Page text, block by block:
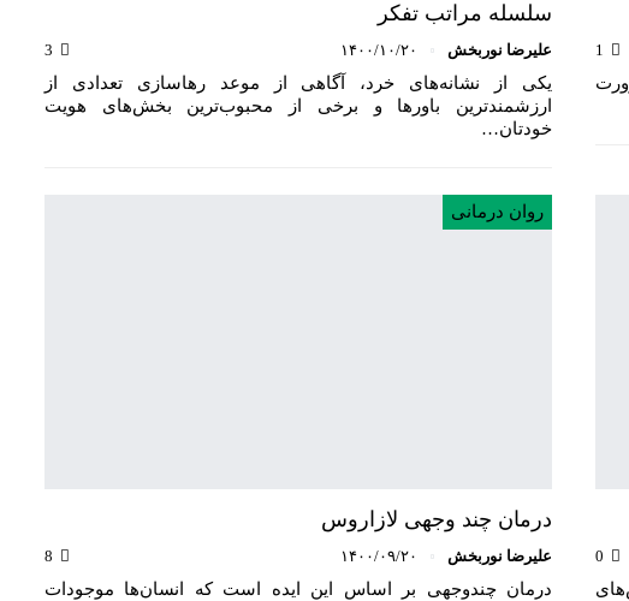
سلسله مراتب تفکر
علیرضا نوربخش ۱۴۰۰/۱۰/۲۰
یکی از نشانه‌های خرد، آگاهی از موعد رهاسازی تعدادی از
ارزشمندترین باورها و برخی از محبوب‌ترین بخش‌های هویت
خودتان…
روان درمانی
درمان چند وجهی لازاروس
علیرضا نوربخش ۱۴۰۰/۰۹/۲۰
درمان چندوجهی بر اساس این ایده است که انسان‌ها موجودات